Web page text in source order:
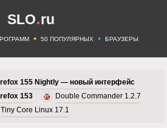
SLO.ru
• 50 ПОПУЛЯРНЫХ • БРАУЗЕРЫ
155 Nightly — новый интерфейс
153
Double Commander 1.2.7
Tiny Core Linux 17.1